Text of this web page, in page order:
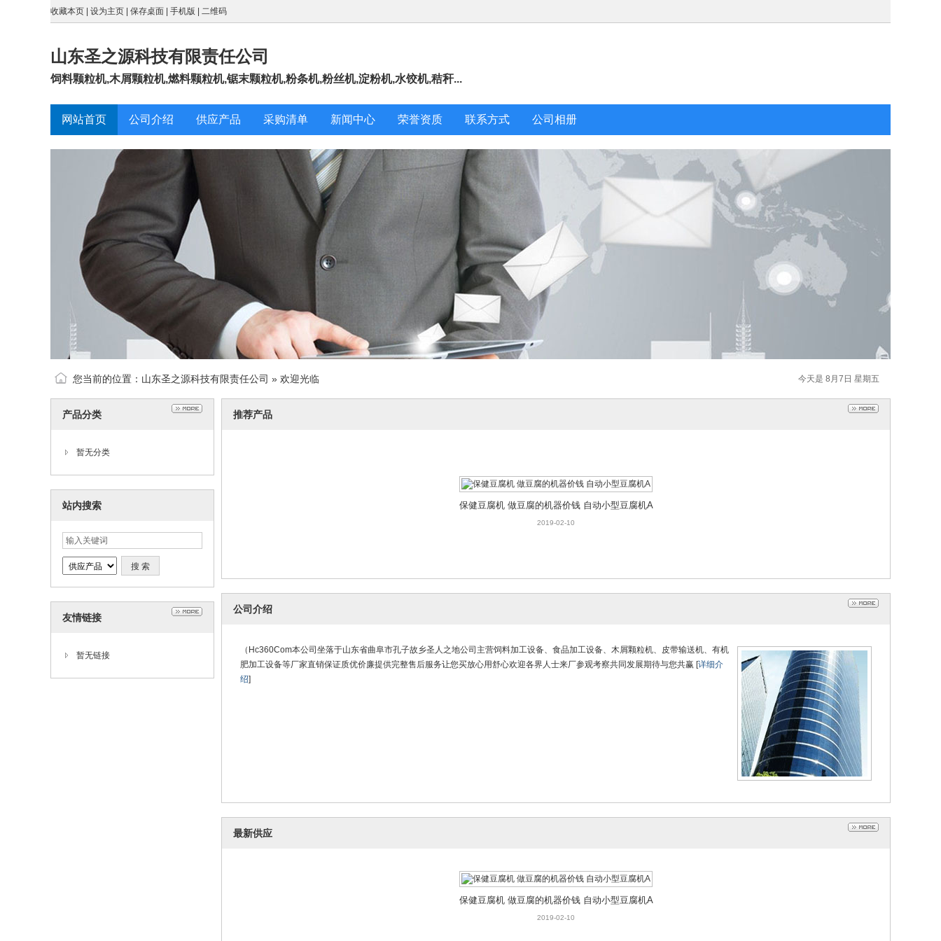
收藏本页 设为主页 保存桌面 手机版 二维码
山东圣之源科技有限责任公司
饲料颗粒机,木屑颗粒机,燃料颗粒机,锯末颗粒机,粉条机,粉丝机,淀粉机,水饺机,秸秆...
网站首页 公司介绍 供应产品 采购清单 新闻中心 荣誉资质 联系方式 公司相册
今天是 8月7日 星期五
您当前的位置： 山东圣之源科技有限责任公司 » 欢迎光临
产品分类
暂无分类
站内搜索
友情链接
暂无链接
推荐产品
保健豆腐机 做豆腐的机器价钱 自动小型豆腐机A
保健豆腐机 做豆腐的机器价钱 自动小型豆腐机A
2019-02-10
公司介绍
（Hc360Com本公司坐落于山东省曲阜市孔子故乡圣人之地公司主营饲料加工设备、食品加工设备、木屑颗粒机、皮带输送机、有机
肥加工设备等厂家直销保证质优价廉提供完整售后服务让您买放心用舒心欢迎各界人士来厂参观考察共同发展期待与您共赢 [详细介
绍]
最新供应
保健豆腐机 做豆腐的机器价钱 自动小型豆腐机A
2019-02-10